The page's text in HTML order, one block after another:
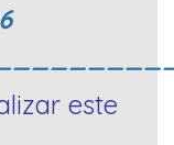
este